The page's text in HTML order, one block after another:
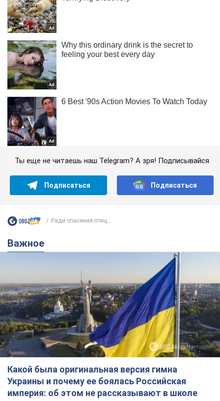
Ты еще не читаешь наш Telegram? А зря! Подписывайся
Подписаться Подписаться
Ради спасения птиц...
Важное
Какой была оригинальная версия гимна
Украины и почему ее боялась Российская
империя: об этом не рассказывают в школе